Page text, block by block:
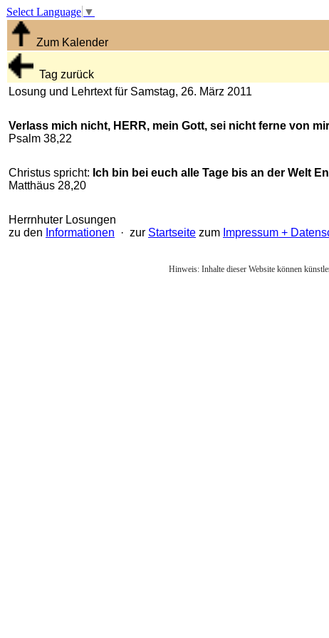
Select Language ▼
Zum Kalender
Tag zurück
Losung und Lehrtext für Samstag, 26. März 2011
Verlass mich nicht, HERR, mein Gott, sei nicht ferne von
Psalm 38,22
Christus spricht: Ich bin bei euch alle Tage bis an der Welt
Matthäus 28,20
Herrnhuter Losungen
zu den Informationen · zur Startseite zum Impressum +
Hinweis: Inhalte dieser Website können